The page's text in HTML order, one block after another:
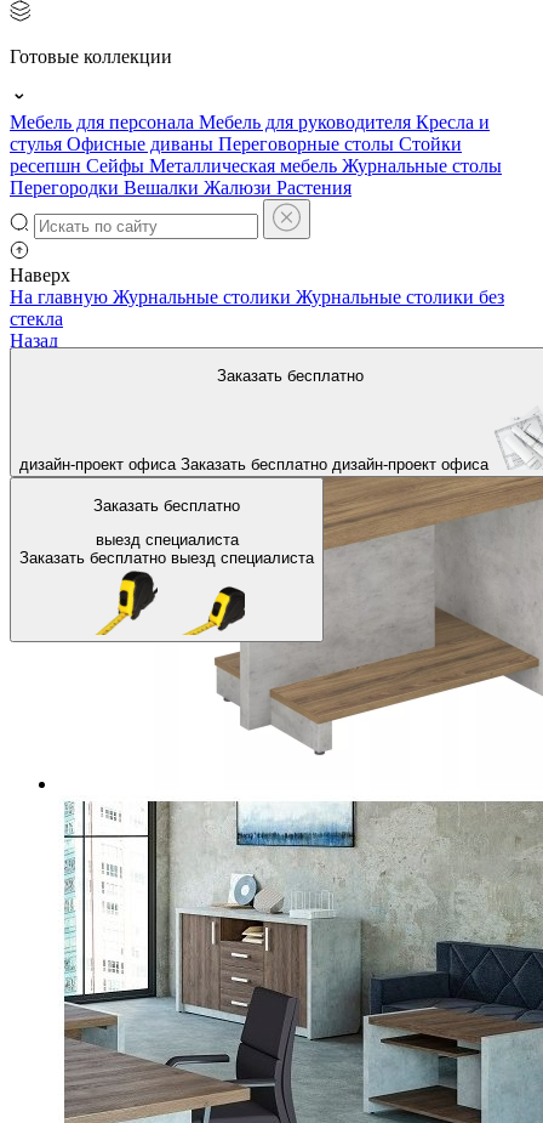
Готовые коллекции
Мебель для персонала Мебель для руководителя Кресла и
стулья Офисные диваны Переговорные столы Стойки
ресепшн Сейфы Металлическая мебель Журнальные столы
Перегородки Вешалки Жалюзи Растения
Наверх
Заказать бесплатно
дизайн-проект офиса Заказать бесплатно дизайн-проект офиса
Заказать бесплатно
выезд специалиста
Заказать бесплатно выезд специалиста
На главную Журнальные столики Журнальные столики без
стекла
Назад